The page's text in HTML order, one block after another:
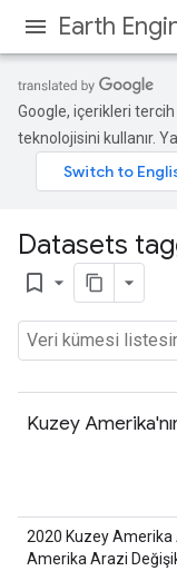
Earth
Google, içerikleri
teknolojisini kullanır.
Datasets
bookmark_border
Kuzey
2020 Kuzey Amerika
Amerika Arazi